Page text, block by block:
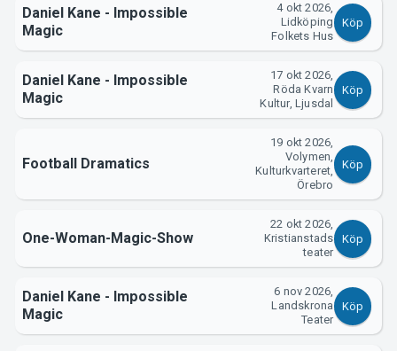
Om Tickster
Daniel Kane - Impossible
Magic
4 okt 2026,
Lidköping
Folkets Hus
Köp
Daniel Kane - Impossible
Magic
17 okt 2026,
Röda Kvarn
Kultur, Ljusdal
Köp
Football Dramatics
19 okt 2026,
Volymen,
Kulturkvarteret,
Örebro
Köp
One-Woman-Magic-Show
22 okt 2026,
Kristianstads
teater
Köp
Daniel Kane - Impossible
Magic
6 nov 2026,
Landskrona
Teater
Köp